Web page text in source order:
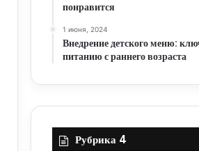
понравится
1 июня, 2024
Внедрение детского меню:
питанию с раннего возраста
Рубрика 4